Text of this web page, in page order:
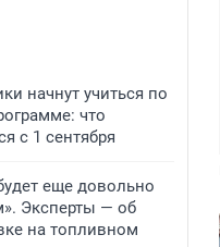
начнут учиться по
что
с 1 сентября
еще довольно
Эксперты — об
на топливном